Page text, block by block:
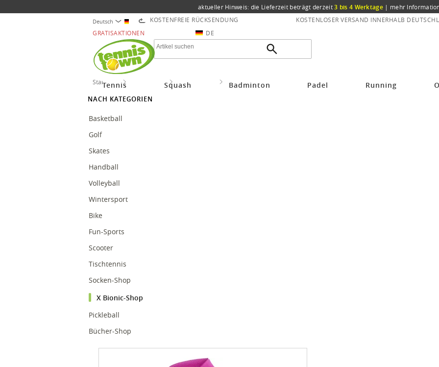
aktueller Hinweis: die Lieferzeit beträgt derzeit3 bis 4 Werktage | mehr
Deutsch KOSTENFREIE RÜCKSENDUNG KOSTENLOSER VERSAND INNERHALB
GRATISAKTIONEN
DE
Tennis Squash Badminton Padel Running
Startseite More Sports X Bionic-Shop X-Bionic Bike The Trick Short Sleeve Full Zip pink Damen
NACH KATEGORIEN
Basketball
Golf
Skates
Handball
Volleyball
Wintersport
Bike
Fun-Sports
Scooter
Tischtennis
Socken-Shop
X Bionic-Shop
Pickleball
Bücher-Shop